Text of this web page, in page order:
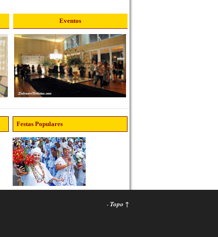
Eventos
Festas Populares
- Topo ↑